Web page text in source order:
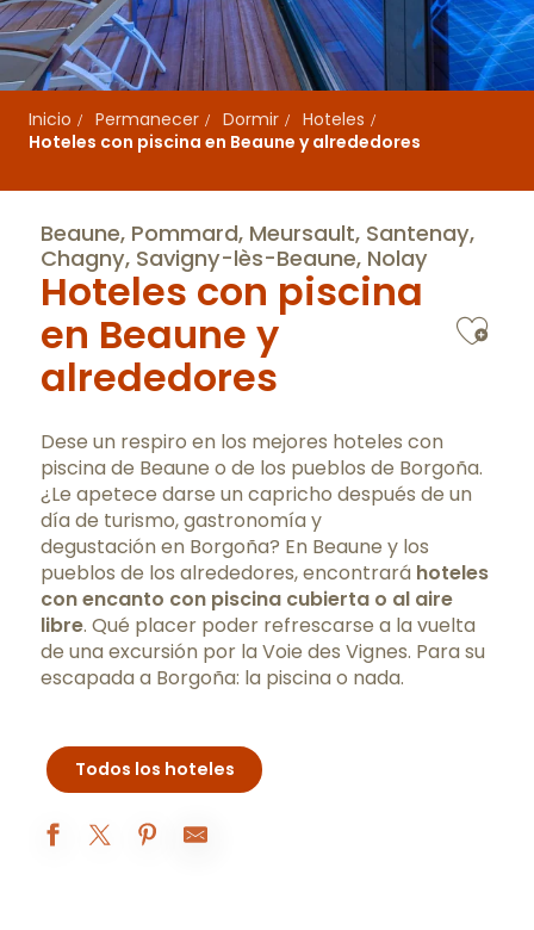
Inicio Permanecer Dormir
Hoteles
Hoteles con piscina en Beaune y alrededores
Beaune, Pommard, Meursault, Santenay,
Chagny, Savigny-lès-Beaune, Nolay
Hoteles con piscina
en Beaune y
alrededores
Dese un respiro en los mejores hoteles con
piscina de Beaune o de los pueblos de Borgoña.
¿Le apetece darse un capricho después de un
día de turismo, gastronomía y
degustación en Borgoña? En Beaune y los
pueblos de los alrededores, encontrará hoteles
con encanto con piscina cubierta o al aire
libre. Qué placer poder refrescarse a la vuelta
de una excursión por la Voie des Vignes. Para su
escapada a Borgoña: la piscina o nada.
Todos los hoteles